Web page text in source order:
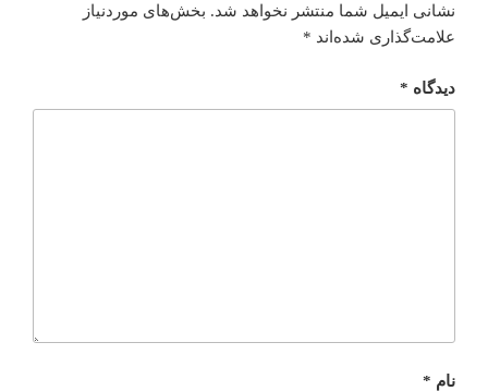
نشانی ایمیل شما منتشر نخواهد شد. بخش‌های موردنیاز
علامت‌گذاری شده‌اند *
دیدگاه *
نام *